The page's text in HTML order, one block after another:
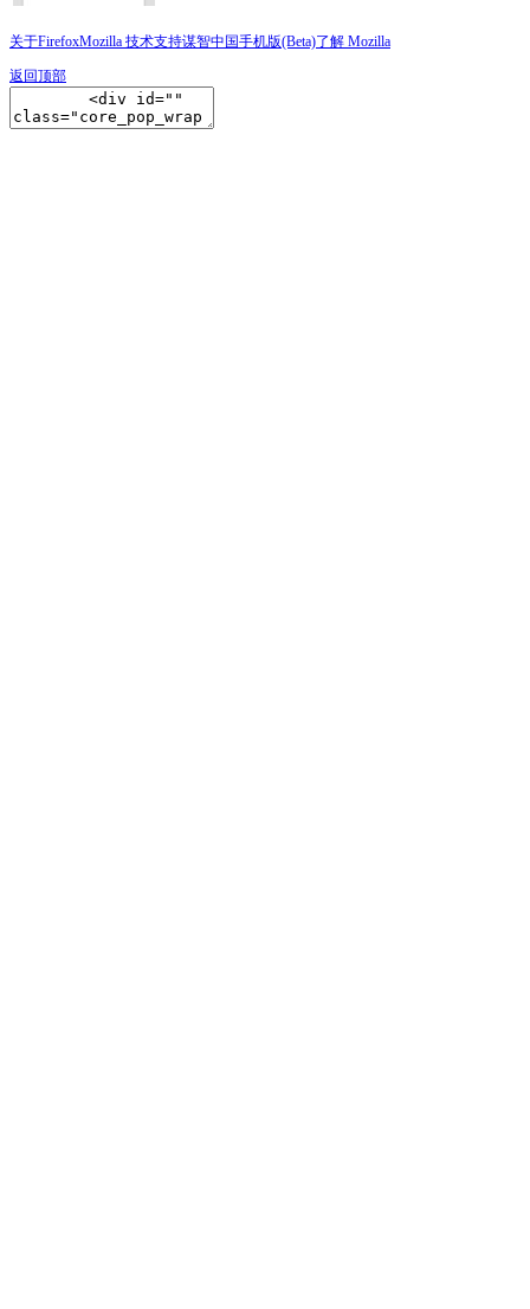
关于FirefoxMozilla 技术支持谋智中国手机版(Beta)了解 Mozilla
返回顶部